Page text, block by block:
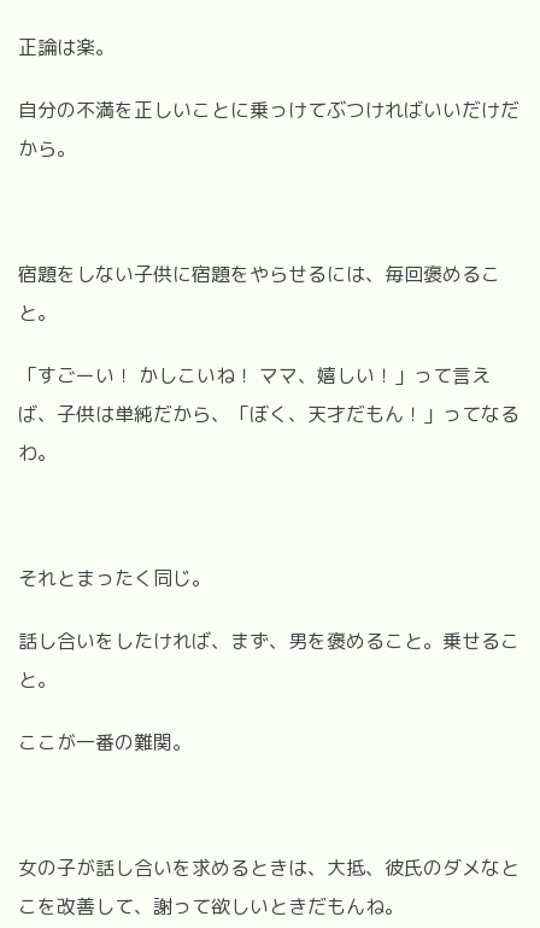
正論は楽。
自分の不満を正しいことに乗っけてぶつければいいだけだ
から。
宿題をしない子供に宿題をやらせるには、毎回褒めるこ
と。
「すごーい！ かしこいね！ ママ、嬉しい！」って言え
ば、子供は単純だから、「ぼく、天才だもん！」ってなる
わ。
それとまったく同じ。
話し合いをしたければ、まず、男を褒めること。乗せるこ
と。
ここが一番の難関。
女の子が話し合いを求めるときは、大抵、彼氏のダメなと
こを改善して、謝って欲しいときだもんね。